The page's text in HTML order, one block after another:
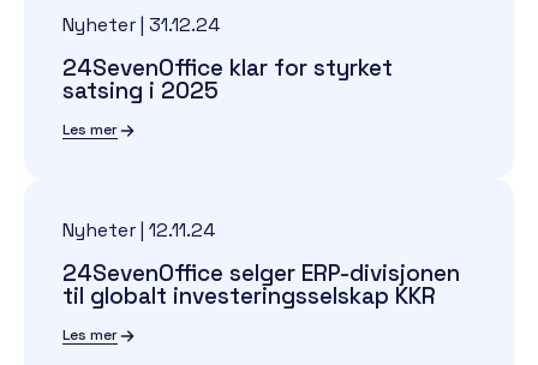
Nyheter| 31.12.24
24SevenOffice klar for styrket
satsing i 2025
Les mer
Nyheter| 12.11.24
24SevenOffice selger ERP-divisjonen
til globalt investeringsselskap KKR
Les mer